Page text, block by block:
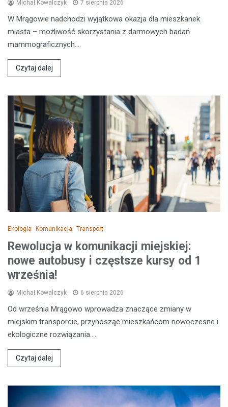
Michał Kowalczyk 7 sierpnia 2026
W Mrągowie nadchodzi wyjątkowa okazja dla mieszkanek
miasta – możliwość skorzystania z darmowych badań
mammograficznych.…
Czytaj dalej
Ekologia Komunikacja Transport
Rewolucja w komunikacji miejskiej:
nowe autobusy i częstsze kursy od 1
września!
Michał Kowalczyk 6 sierpnia 2026
Od września Mrągowo wprowadza znaczące zmiany w
miejskim transporcie, przynosząc mieszkańcom nowoczesne i
ekologiczne rozwiązania.…
Czytaj dalej